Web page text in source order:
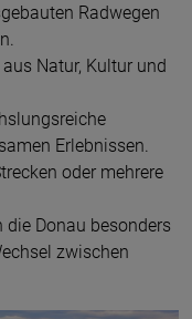
Radwegen
Natur, Kultur und
Erlebnissen.
oder mehrere
die Donau besonders
zwischen